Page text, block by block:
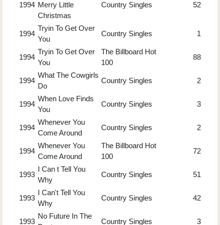
1994 Merry Little
Christmas
Country Singles 52
1994
Tryin To Get Over
You
Country Singles 1
1994
Tryin To Get Over
You
The Billboard Hot
100
88
1994
What The Cowgirls
Do
Country Singles 2
1994
When Love Finds
You
Country Singles 3
1994
Whenever You
Come Around
Country Singles 2
1994
Whenever You
Come Around
The Billboard Hot
100
72
1993
I Can t Tell You
Why
Country Singles 51
1993
I Can't Tell You
Why
Country Singles 42
1993
No Future In The
Country Singles 3